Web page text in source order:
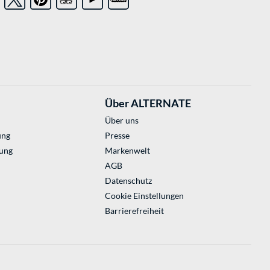
Über ALTERNATE
Über uns
Presse
Markenwelt
AGB
Datenschutz
Cookie Einstellungen
Barrierefreiheit